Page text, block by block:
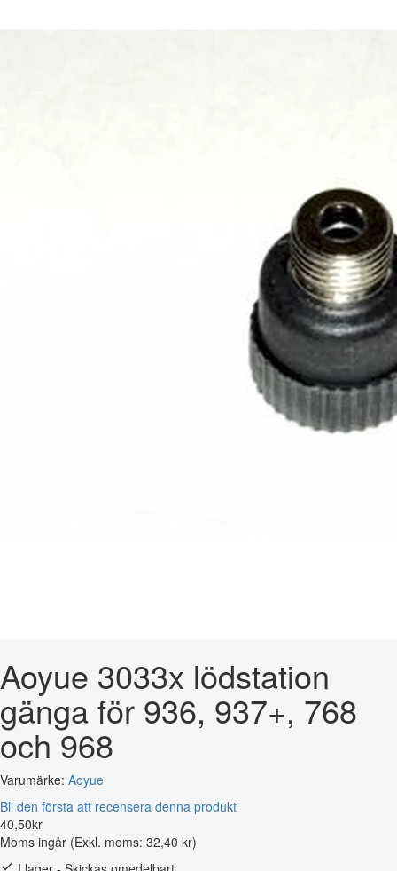
Aoyue 3033x lödstation
gänga för 936, 937+, 768
och 968
Varumärke: Aoyue
Bli den första att recensera denna produkt
40,50kr
Moms ingår (Exkl. moms: 32,40 kr)